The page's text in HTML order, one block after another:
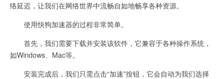
络延迟，让我们在网络世界中流畅自如地畅享各种资源。
使用快狗加速器的过程非常简单。
首先，我们需要下载并安装该软件，它兼容于各种操作系统，
如Windows、Mac等。
安装完成后，我们只需点击“加速”按钮，它会自动为我们选择